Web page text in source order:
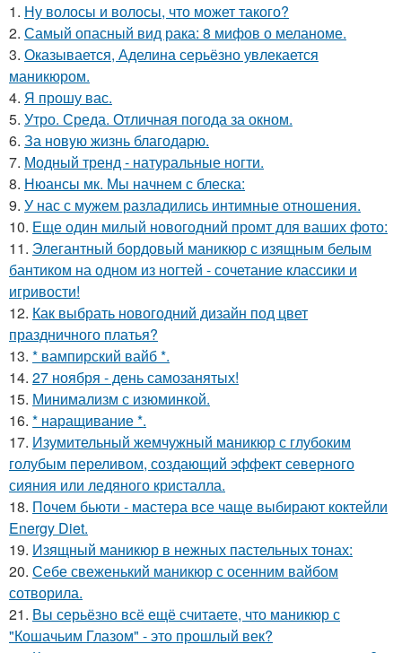
1. Ну волосы и волосы, что может такого?
2. Самый опасный вид рака: 8 мифов о меланоме.
3. Оказывается, Аделина серьёзно увлекается
маникюром.
4. Я прошу вас.
5. Утро. Среда. Отличная погода за окном.
6. За новyю жизнь благодарю.
7. Модный тренд - натуральные ногти.
8. Нюансы мк. Мы начнем с блеска:
9. У нас с мужем разладились интимные отношения.
10. Еще один милый новогодний промт для ваших фото:
11. Элегантный бордовый маникюр с изящным белым
бантиком на одном из ногтей - сочетание классики и
игривости!
12. Как выбрать новогодний дизайн под цвет
праздничного платья?
13. * вампирский вайб *.
14. 27 ноября - день самозанятых!
15. Минимализм с изюминкой.
16. * наращивание *.
17. Изумительный жемчужный маникюр с глубоким
голубым переливом, создающий эффект северного
сияния или ледяного кристалла.
18. Почем бьюти - мастера все чаще выбирают коктейли
Energy Diet.
19. Изящный маникюр в нежных пастельных тонах:
20. Себе свеженький маникюр с осенним вайбом
сотворила.
21. Вы серьёзно всё ещё считаете, что маникюр с
"Кошачьим Глазом" - это прошлый век?